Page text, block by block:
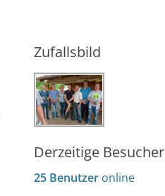
Zufallsbild
Derzeitige Besucher
25 Benutzer online